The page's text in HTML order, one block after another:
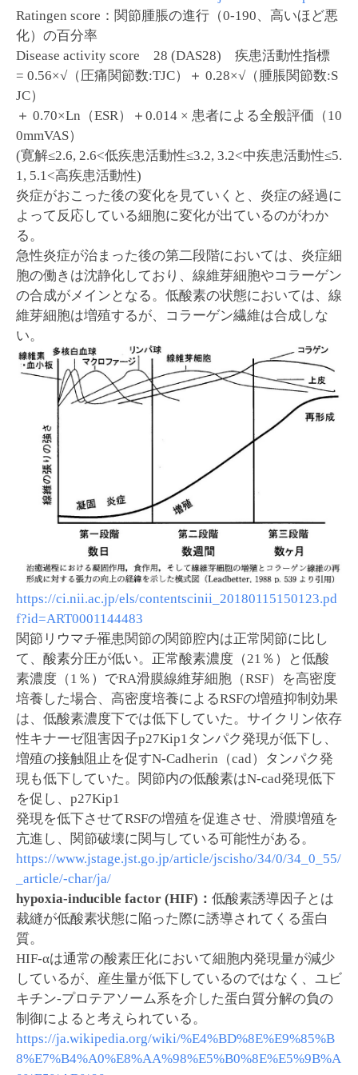
Ratingen score：関節腫脹の進行（0-190、高いほど悪
化）の百分率
Disease activity score 28 (DAS28) 疾患活動性指標
= 0.56×√（圧痛関節数:TJC）＋ 0.28×√（腫脹関節数:S
JC）
＋ 0.70×Ln（ESR）＋0.014 × 患者による全般評価（10
0mmVAS）
(寛解≤2.6, 2.6<低疾患活動性≤3.2, 3.2<中疾患活動性≤5.
1, 5.1<高疾患活動性)
炎症がおこった後の変化を見ていくと、炎症の経過に
よって反応している細胞に変化が出ているのがわか
る。
急性炎症が治まった後の第二段階においては、炎症細
胞の働きは沈静化しており、線維芽細胞やコラーゲン
の合成がメインとなる。低酸素の状態においては、線
維芽細胞は増殖するが、コラーゲン繊維は合成しな
い。
https://ci.nii.ac.jp/els/contentscinii_20180115150123.pd
f?id=ART0001144483
関節リウマチ罹患関節の関節腔内は正常関節に比し
て、酸素分圧が低い。正常酸素濃度（21％）と低酸
素濃度（1％）でRA滑膜線維芽細胞（RSF）を高密度
培養した場合、高密度培養によるRSFの増殖抑制効果
は、低酸素濃度下では低下していた。サイクリン依存
性キナーゼ阻害因子p27Kip1タンパク発現が低下し、
増殖の接触阻止を促すN-Cadherin（cad）タンパク発
現も低下していた。関節内の低酸素はN-cad発現低下
を促し、p27Kip1
発現を低下させてRSFの増殖を促進させ、滑膜増殖を
亢進し、関節破壊に関与している可能性がある。
https://www.jstage.jst.go.jp/article/jscisho/34/0/34_0_55/
_article/-char/ja/
hypoxia-inducible factor (HIF)： 低酸素誘導因子とは
裁縫が低酸素状態に陥った際に誘導されてくる蛋白
質。
HIF-αは通常の酸素圧化において細胞内発現量が減少
しているが、産生量が低下しているのではなく、ユビ
キチン-プロテアソーム系を介した蛋白質分解の負の
制御によると考えられている。
https://ja.wikipedia.org/wiki/%E4%BD%8E%E9%85%B
8%E7%B4%A0%E8%AA%98%E5%B0%8E%E5%9B%A